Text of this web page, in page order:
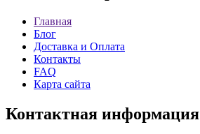
Главная
Блог
Доставка и Оплата
Контакты
FAQ
Карта сайта
Контактная информация